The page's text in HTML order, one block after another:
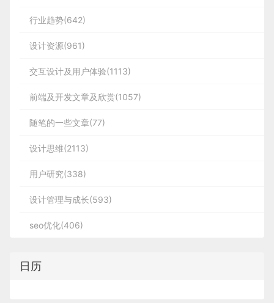
行业趋势(642)
设计资源(961)
交互设计及用户体验(1113)
前端及开发文章及欣赏(1057)
随笔的一些文章(77)
设计思维(2113)
用户研究(338)
设计管理与成长(593)
seo优化(406)
日历